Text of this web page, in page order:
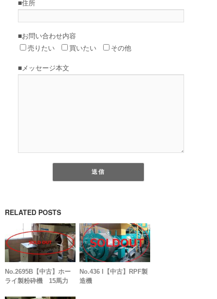
RELATED POSTS
No.2695B【中古】ホー
ライ製粉砕機 15馬力
No.436 I【中古】RPF製
造機